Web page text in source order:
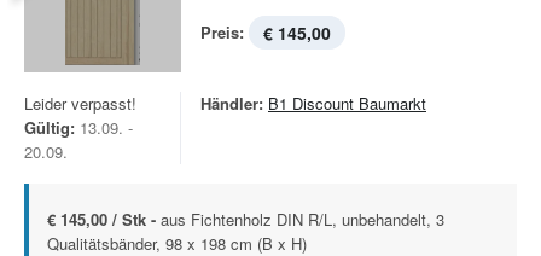
Preis: € 145,00
Leider verpasst!
Gültig: 13.09. -
20.09.
Händler: B1 Discount Baumarkt
€ 145,00 / Stk - aus Fichtenholz DIN R/L, unbehandelt, 3
Qualitätsbänder, 98 x 198 cm (B x H)